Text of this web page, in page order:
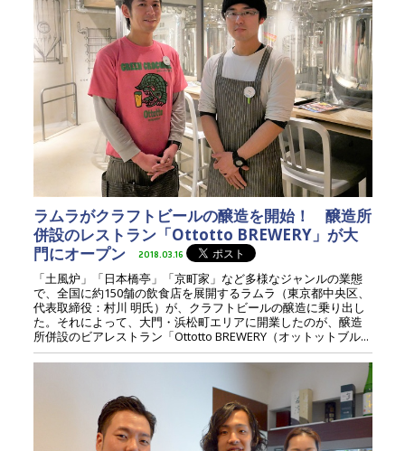
ラムラがクラフトビールの醸造を開始！ 醸造所
併設のレストラン「Ottotto BREWERY」が大
門にオープン
2018.03.16
「土風炉」「日本橋亭」「京町家」など多様なジャンルの業態
で、全国に約150舗の飲食店を展開するラムラ（東京都中央区、
代表取締役：村川 明氏）が、クラフトビールの醸造に乗り出し
た。それによって、大門・浜松町エリアに開業したのが、醸造
所併設のビアレストラン「Ottotto BREWERY（オットットブル...